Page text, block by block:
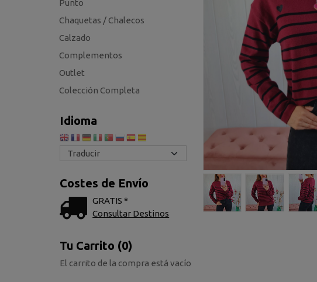
Punto
Chaquetas / Chalecos
Calzado
Complementos
Outlet
Colección Completa
Idioma
Costes de Envío
GRATIS *
Consultar Destinos
Tu Carrito (0)
El carrito de la compra está vacío